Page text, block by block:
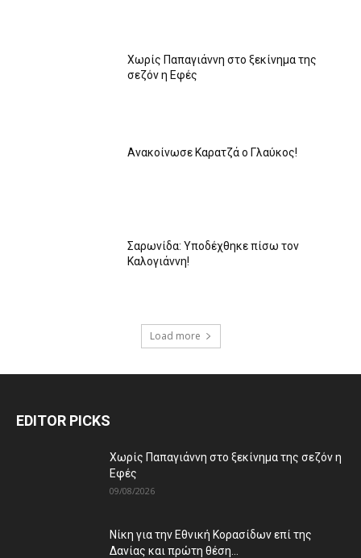
Χωρίς Παπαγιάννη στο ξεκίνημα της
σεζόν η Εφές
Ανακοίνωσε Καρατζά ο Γλαύκος!
Σαρωνίδα: Υποδέχθηκε πίσω τον
Καλογιάννη!
Load more
EDITOR PICKS
Χωρίς Παπαγιάννη στο ξεκίνημα της σεζόν η
Εφές
09/08/2026
Νίκη για την Εθνική Κορασίδων επί της
Δανίας και πρώτη θέση...